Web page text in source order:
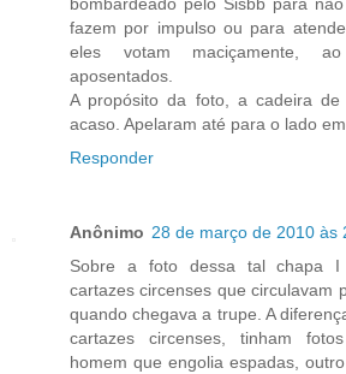
fazem por impulso ou para
eles votam maciçamente,
aposentados.
A propósito da foto, a cadeira
acaso. Apelaram até para o lado
Responder
Anônimo 28 de março de 2010 às
Sobre a foto dessa tal chapa I
cartazes circenses que circulavam
quando chegava a trupe. A
cartazes circenses, tinham
homem que engolia espadas,